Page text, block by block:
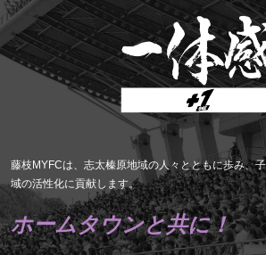
藤枝MYFCは、志太榛原地域の人々とともに歩み、
域の活性化に貢献します。
ホームタウンと共に！